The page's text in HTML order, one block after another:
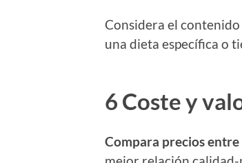
Considera el
una dieta específica o
6 Coste y
Compara precios